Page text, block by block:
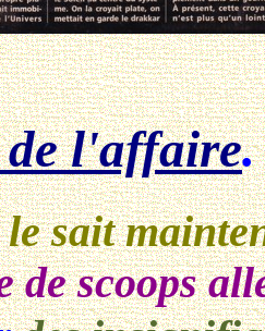
de l'affaire.
sait
de scoops